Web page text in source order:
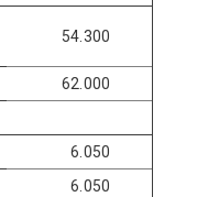
54.300
62.000
6.050
6.050